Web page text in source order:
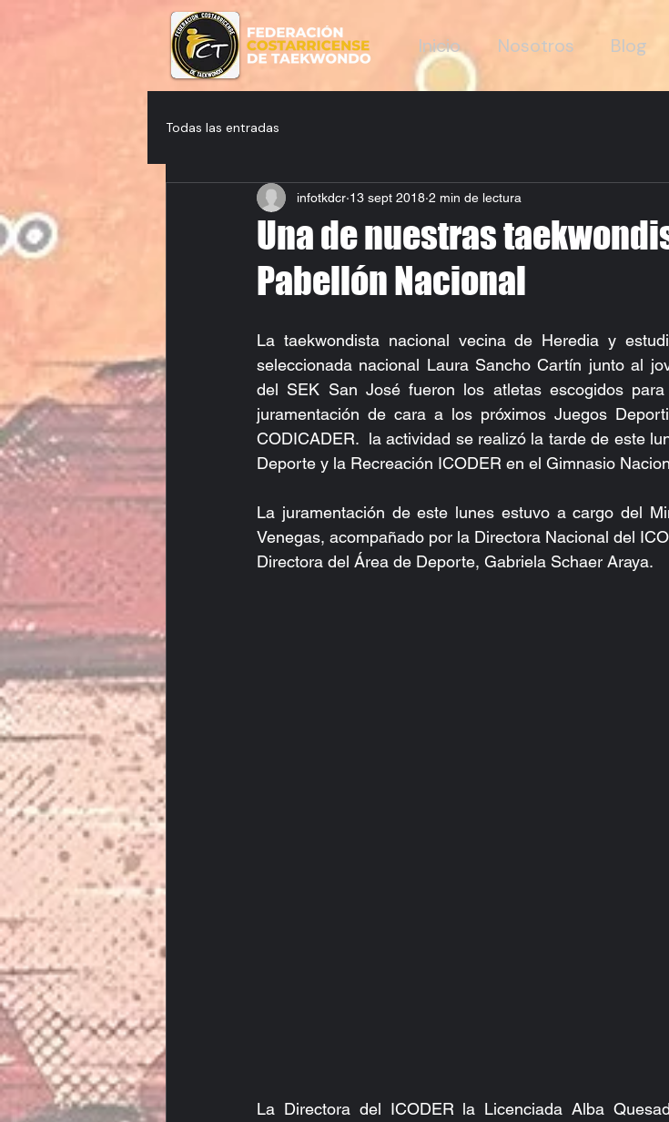
Inicio Nosotros Blog
Todas las entradas
Una de nuestras
Pabellón Nacional
infotkdcr 13 sept 2018 2 min de lectura
La taekwondista nacional vecina de Heredia y
seleccionada nacional Laura Sancho Cartín junto al
del SEK San José fueron los atletas escogidos
juramentación de cara a los próximos Juegos
CODICADER.  la actividad se realizó la tarde de este
Deporte y la Recreación ICODER en el Gimnasio
La juramentación de este lunes estuvo a cargo del
Venegas, acompañado por la Directora Nacional del
Directora del Área de Deporte, Gabriela Schaer Araya.
La Directora del ICODER la Licenciada Alba